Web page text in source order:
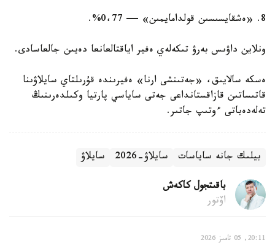
8. «ەشقايسىسىن قولدامايمىن» — 0،77%.
ونلاين داۋىس بەرۋ تىكەلەي ەفير اياقتالعانعا دەيىن جالعاسادى.
ەسكە سالايىق، «جەتىنشى ارنا» ەفيرىندە قۇرىلتاي سايلاۋىنا
قاتىساتىن قازاقستانداعى جەتى ساياسي پارتيا وكىلدەرىنىڭ
تەلەدەباتى ءوتىپ جاتىر.
بيلىك جانە ساياسات سايلاۋ-2026 سايلاۋ
باقىتجول كاكەش
اۆتور
20:11, 05 تامىز 2026